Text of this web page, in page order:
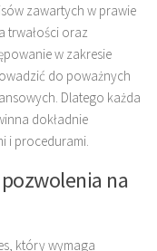
zawartych w prawie
trwałości oraz
w zakresie
do poważnych
Dlatego każda
dokładnie
i procedurami.
na
który wymaga